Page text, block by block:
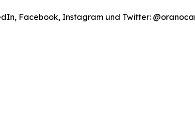
Facebook, Instagram und Twitter: